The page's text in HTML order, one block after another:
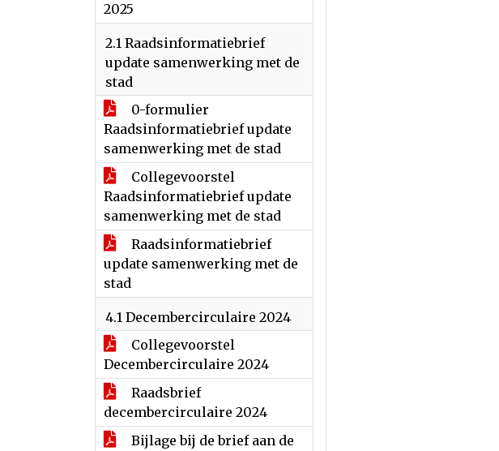
2025
2.1 Raadsinformatiebrief
update samenwerking met de
stad
0-formulier
Raadsinformatiebrief update
samenwerking met de stad
Collegevoorstel
Raadsinformatiebrief update
samenwerking met de stad
Raadsinformatiebrief
update samenwerking met de
stad
4.1 Decembercirculaire 2024
Collegevoorstel
Decembercirculaire 2024
Raadsbrief
decembercirculaire 2024
Bijlage bij de brief aan de